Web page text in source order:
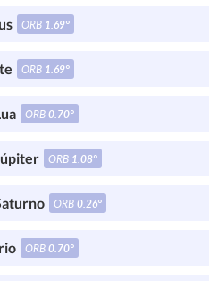
ORB 1.69°
ORB 1.69°
ORB0.70°
ORB 1.08°
ORB0.26°
ORB0.70°